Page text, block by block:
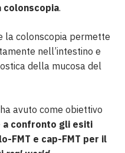
colonscopia.
la colonscopia permette
nell’intestino e
della mucosa del
avuto come obiettivo
a confronto gli esiti
FMT e cap-FMT per il